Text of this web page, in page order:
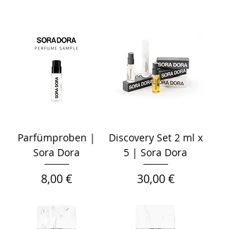
Parfümproben |
Sora Dora
Preis
8,00 €
Discovery Set 2 ml x
5 | Sora Dora
Preis
30,00 €